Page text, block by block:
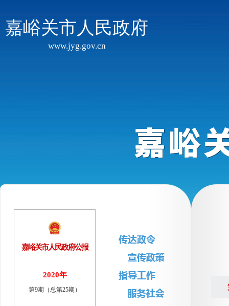
嘉峪关市人民政府
www.jyg.gov.cn
嘉峪关市人民政府公报
2020年
第9期（总第25期）